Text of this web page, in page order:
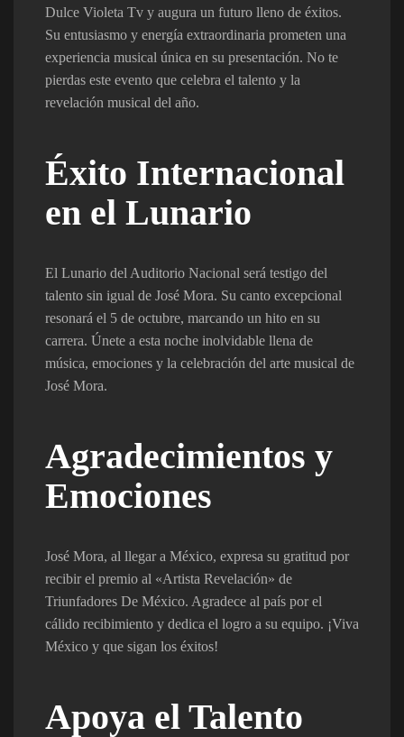
Dulce Violeta Tv y augura un futuro lleno de éxitos.
Su entusiasmo y energía extraordinaria prometen una
experiencia musical única en su presentación. No te
pierdas este evento que celebra el talento y la
revelación musical del año.
Éxito Internacional
en el Lunario
El Lunario del Auditorio Nacional será testigo del
talento sin igual de José Mora. Su canto excepcional
resonará el 5 de octubre, marcando un hito en su
carrera. Únete a esta noche inolvidable llena de
música, emociones y la celebración del arte musical de
José Mora.
Agradecimientos y
Emociones
José Mora, al llegar a México, expresa su gratitud por
recibir el premio al «Artista Revelación» de
Triunfadores De México. Agradece al país por el
cálido recibimiento y dedica el logro a su equipo. ¡Viva
México y que sigan los éxitos!
Apoya el Talento